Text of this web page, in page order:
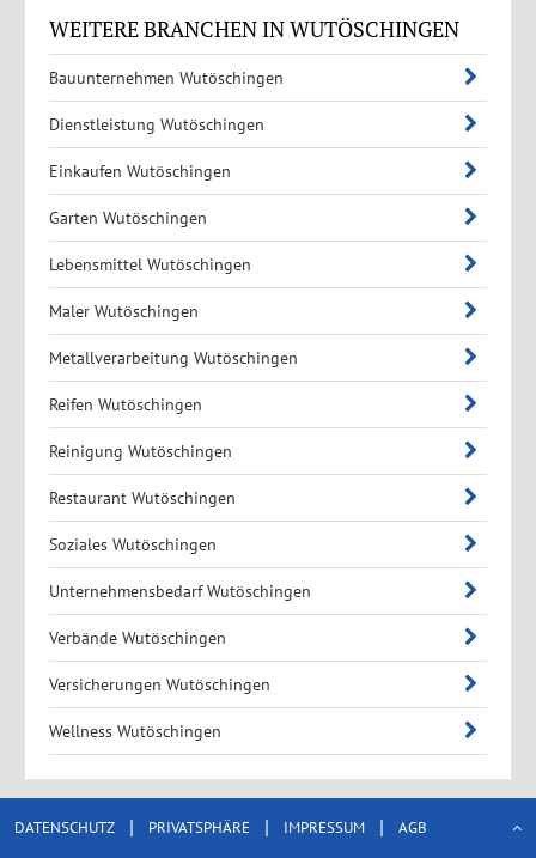
WEITERE BRANCHEN IN WUTÖSCHINGEN
Bauunternehmen Wutöschingen
Dienstleistung Wutöschingen
Einkaufen Wutöschingen
Garten Wutöschingen
Lebensmittel Wutöschingen
Maler Wutöschingen
Metallverarbeitung Wutöschingen
Reifen Wutöschingen
Reinigung Wutöschingen
Restaurant Wutöschingen
Soziales Wutöschingen
Unternehmensbedarf Wutöschingen
Verbände Wutöschingen
Versicherungen Wutöschingen
Wellness Wutöschingen
DATENSCHUTZ | PRIVATSPHÄRE | IMPRESSUM | AGB